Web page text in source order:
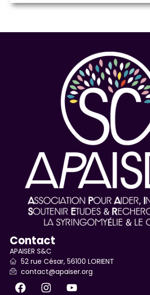
Contact
APAISER S&C
52 rue César, 56100 LORIENT
contact@apaiser.org